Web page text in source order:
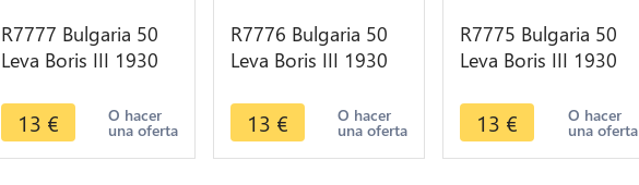
R7777 Bulgaria 50
Leva Boris III 1930
offer
13 € O hacer
una oferta
R7776 Bulgaria 50
Leva Boris III 1930
offer
13 € O hacer
una oferta
R7775 Bulgaria 50
Leva Boris III 1930
offer
13 € O hacer
una oferta